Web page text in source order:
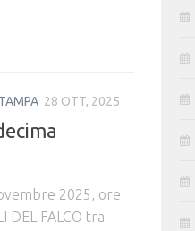
28 OTT, 2025
2025, ore
DEL FALCO tra